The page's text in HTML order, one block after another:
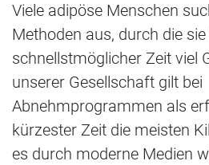
Viele adipöse Menschen
Methoden aus, durch die sie
schnellstmöglicher Zeit viel
unserer Gesellschaft gilt bei
Abnehmprogrammen als
kürzester Zeit die meisten
es durch moderne Medien